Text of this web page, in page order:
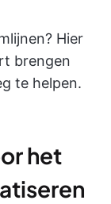
Hier
brengen
te helpen.
het